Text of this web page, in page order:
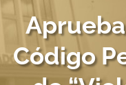
Código